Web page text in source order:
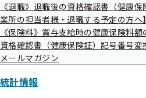
《退職》退職後の資格確認書（健康
業所の担当者様・退職する予定の方へ】
《保険料》賞与支給時の健康保険料
資格確認書（健康保険証）記号番号変
メールマガジン
統計情報
睡眠カルテに関するアン